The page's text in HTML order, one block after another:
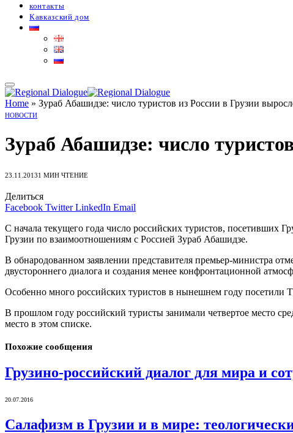
контакты
Кавказский дом
Home » Зураб Абашидзе: число туристов из России в Грузии
НОВОСТИ
Зураб Абашидзе: число
23.11.20131 МИН ЧТЕНИЕ
Делиться
Facebook Twitter LinkedIn Email
С начала текущего года число российских туристов, посетивших
Грузии по взаимоотношениям с Россией Зураб Абашидзе.
В обнародованном заявлении представителя премьер-министра
двустороннего диалога и создания менее конфронтационной
Особенно много российских туристов в нынешнем году посетили
В прошлом году российский туристы занимали четвертое место
место в этом списке.
Похожие сообщения
Грузино-российский диалог для мира и
20.07.2016
Салафизм в Грузии и в мире: